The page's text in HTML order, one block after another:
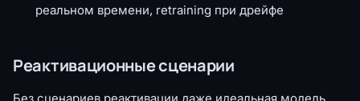
реальном времени, retraining при дрейфе
Реактивационные сценарии
Без сценариев реактивации даже идеальная модель